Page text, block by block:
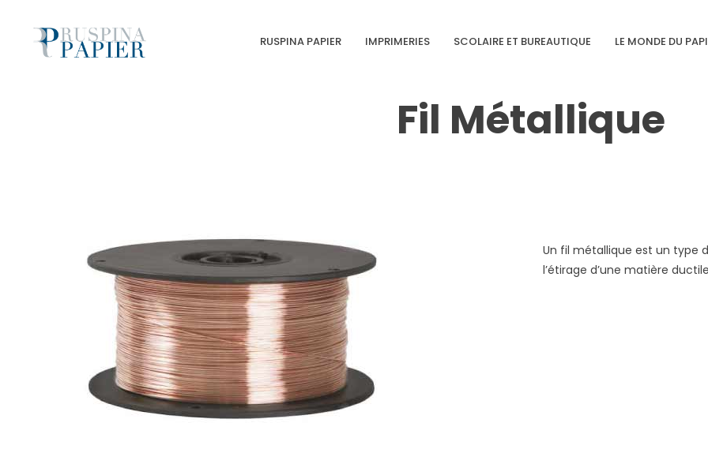
RUSPINA PAPIER IMPRIMERIES SCOLAIRE ET BUREAUTIQUE LE MONDE DU
Fil Métallique
Un fil métallique est un type
l’étirage d’une matière